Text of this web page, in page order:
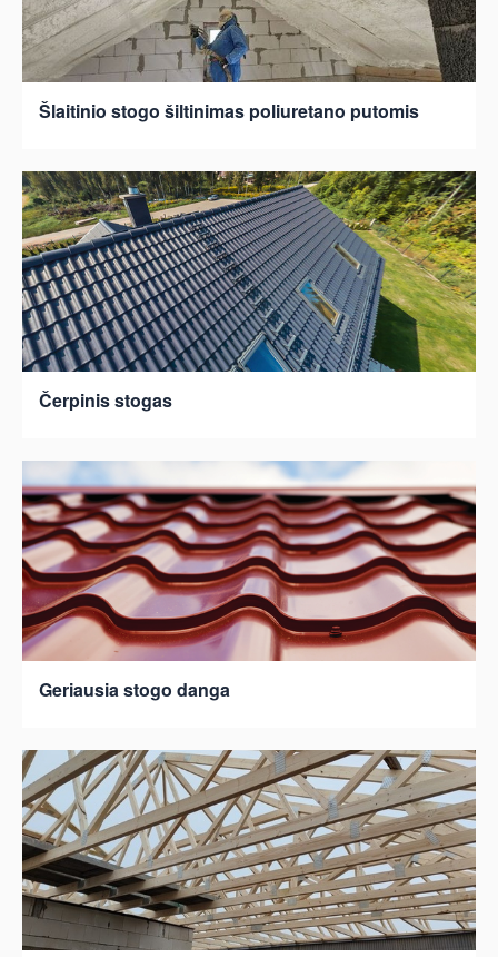
Šlaitinio stogo šiltinimas poliuretano putomis
Čerpinis stogas
Geriausia stogo danga